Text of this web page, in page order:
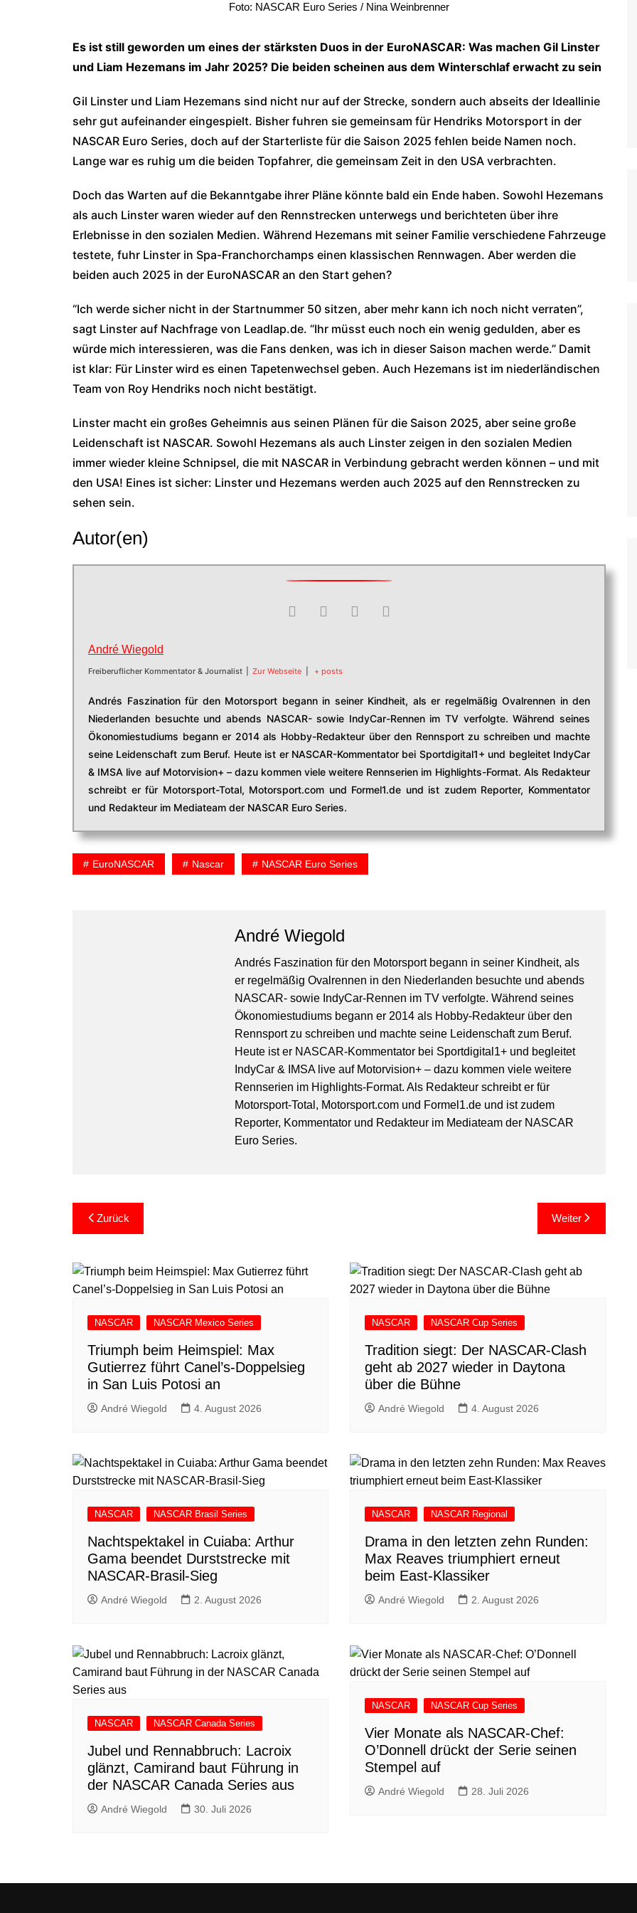
Foto: NASCAR Euro Series / Nina Weinbrenner
Es ist still geworden um eines der stärksten Duos in der EuroNASCAR: Was machen Gil Linster
und Liam Hezemans im Jahr 2025? Die beiden scheinen aus dem Winterschlaf erwacht zu sein
Gil Linster und Liam Hezemans sind nicht nur auf der Strecke, sondern auch abseits der Ideallinie
sehr gut aufeinander eingespielt. Bisher fuhren sie gemeinsam für Hendriks Motorsport in der
NASCAR Euro Series, doch auf der Starterliste für die Saison 2025 fehlen beide Namen noch.
Lange war es ruhig um die beiden Topfahrer, die gemeinsam Zeit in den USA verbrachten.
Doch das Warten auf die Bekanntgabe ihrer Pläne könnte bald ein Ende haben. Sowohl Hezemans
als auch Linster waren wieder auf den Rennstrecken unterwegs und berichteten über ihre
Erlebnisse in den sozialen Medien. Während Hezemans mit seiner Familie verschiedene Fahrzeuge
testete, fuhr Linster in Spa-Franchorchamps einen klassischen Rennwagen. Aber werden die
beiden auch 2025 in der EuroNASCAR an den Start gehen?
“Ich werde sicher nicht in der Startnummer 50 sitzen, aber mehr kann ich noch nicht verraten”,
sagt Linster auf Nachfrage von Leadlap.de. “Ihr müsst euch noch ein wenig gedulden, aber es
würde mich interessieren, was die Fans denken, was ich in dieser Saison machen werde.” Damit
ist klar: Für Linster wird es einen Tapetenwechsel geben. Auch Hezemans ist im niederländischen
Team von Roy Hendriks noch nicht bestätigt.
Linster macht ein großes Geheimnis aus seinen Plänen für die Saison 2025, aber seine große
Leidenschaft ist NASCAR. Sowohl Hezemans als auch Linster zeigen in den sozialen Medien
immer wieder kleine Schnipsel, die mit NASCAR in Verbindung gebracht werden können – und mit
den USA! Eines ist sicher: Linster und Hezemans werden auch 2025 auf den Rennstrecken zu
sehen sein.
Autor(en)
André Wiegold
Freiberuflicher Kommentator & Journalist Zur Webseite + posts
Andrés Faszination für den Motorsport begann in seiner Kindheit, als er regelmäßig Ovalrennen in den
Niederlanden besuchte und abends NASCAR- sowie IndyCar-Rennen im TV verfolgte. Während seines
Ökonomiestudiums begann er 2014 als Hobby-Redakteur über den Rennsport zu schreiben und machte
seine Leidenschaft zum Beruf. Heute ist er NASCAR-Kommentator bei Sportdigital1+ und begleitet IndyCar
& IMSA live auf Motorvision+ – dazu kommen viele weitere Rennserien im Highlights-Format. Als Redakteur
schreibt er für Motorsport-Total, Motorsport.com und Formel1.de und ist zudem Reporter, Kommentator
und Redakteur im Mediateam der NASCAR Euro Series.
EuroNASCAR Nascar NASCAR Euro Series
André Wiegold
Andrés Faszination für den Motorsport begann in seiner Kindheit, als
er regelmäßig Ovalrennen in den Niederlanden besuchte und abends
NASCAR- sowie IndyCar-Rennen im TV verfolgte. Während seines
Ökonomiestudiums begann er 2014 als Hobby-Redakteur über den
Rennsport zu schreiben und machte seine Leidenschaft zum Beruf.
Heute ist er NASCAR-Kommentator bei Sportdigital1+ und begleitet
IndyCar & IMSA live auf Motorvision+ – dazu kommen viele weitere
Rennserien im Highlights-Format. Als Redakteur schreibt er für
Motorsport-Total, Motorsport.com und Formel1.de und ist zudem
Reporter, Kommentator und Redakteur im Mediateam der NASCAR
Euro Series.
Beitragsnavigation
Zurück Weiter
NASCAR NASCAR Mexico Series
Triumph beim Heimspiel: Max
Gutierrez führt Canel’s-Doppelsieg
in San Luis Potosi an
André Wiegold 4. August 2026
NASCAR NASCAR Cup Series
Tradition siegt: Der NASCAR-Clash
geht ab 2027 wieder in Daytona
über die Bühne
André Wiegold 4. August 2026
NASCAR NASCAR Brasil Series
Nachtspektakel in Cuiaba: Arthur
Gama beendet Durststrecke mit
NASCAR-Brasil-Sieg
André Wiegold 2. August 2026
NASCAR NASCAR Regional
Drama in den letzten zehn Runden:
Max Reaves triumphiert erneut
beim East-Klassiker
André Wiegold 2. August 2026
NASCAR NASCAR Canada Series
Jubel und Rennabbruch: Lacroix
glänzt, Camirand baut Führung in
der NASCAR Canada Series aus
André Wiegold 30. Juli 2026
NASCAR NASCAR Cup Series
Vier Monate als NASCAR-Chef:
O’Donnell drückt der Serie seinen
Stempel auf
André Wiegold 28. Juli 2026